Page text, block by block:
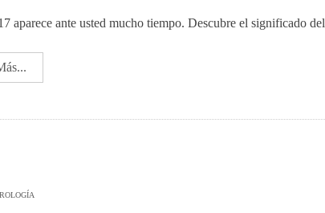
aparece ante usted mucho tiempo. Descubre el significado del